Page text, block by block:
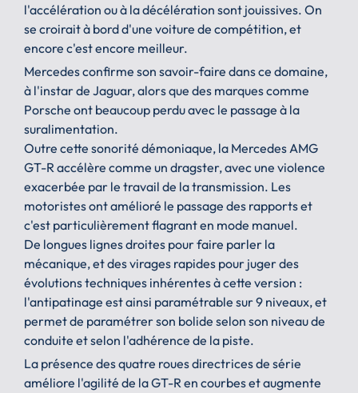
l'accélération ou à la décélération sont jouissives. On
se croirait à bord d'une voiture de compétition, et
encore c'est encore meilleur.
Mercedes confirme son savoir-faire dans ce domaine,
à l'instar de Jaguar, alors que des marques comme
Porsche ont beaucoup perdu avec le passage à la
suralimentation.
Outre cette sonorité démoniaque, la Mercedes AMG
GT-R accélère comme un dragster, avec une violence
exacerbée par le travail de la transmission. Les
motoristes ont amélioré le passage des rapports et
c'est particulièrement flagrant en mode manuel.
De longues lignes droites pour faire parler la
mécanique, et des virages rapides pour juger des
évolutions techniques inhérentes à cette version :
l'antipatinage est ainsi paramétrable sur 9 niveaux, et
permet de paramétrer son bolide selon son niveau de
conduite et selon l'adhérence de la piste.
La présence des quatre roues directrices de série
améliore l'agilité de la GT-R en courbes et augmente